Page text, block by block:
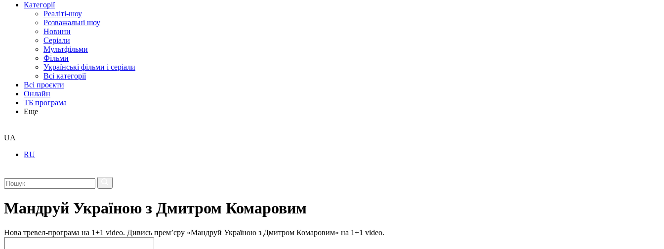
Категорії
Реаліті-шоу
Розважальні шоу
Новини
Серіали
Мультфільми
Фільми
Українські фільми і серіали
Всі категорії
Всі проєкти
Онлайн
ТБ програма
Еще
UA
RU
Мандруй Україною з Дмитром Комаровим
Нова тревел-програма на 1+1 video. Дивись прем’єру «Мандруй Україною з Дмитром Комаровим» на 1+1 video.